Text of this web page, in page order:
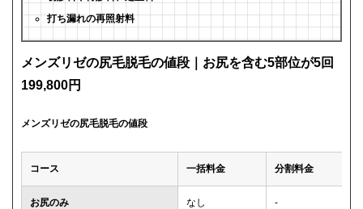
打ち漏れの再照射料
メンズリゼの尻毛脱毛の値段｜お尻を含む5部位が5回
199,800円
メンズリゼの尻毛脱毛の値段
コース 一括料金 分割料金
お尻のみ なし -